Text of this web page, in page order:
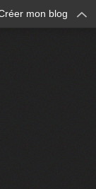
mon blog